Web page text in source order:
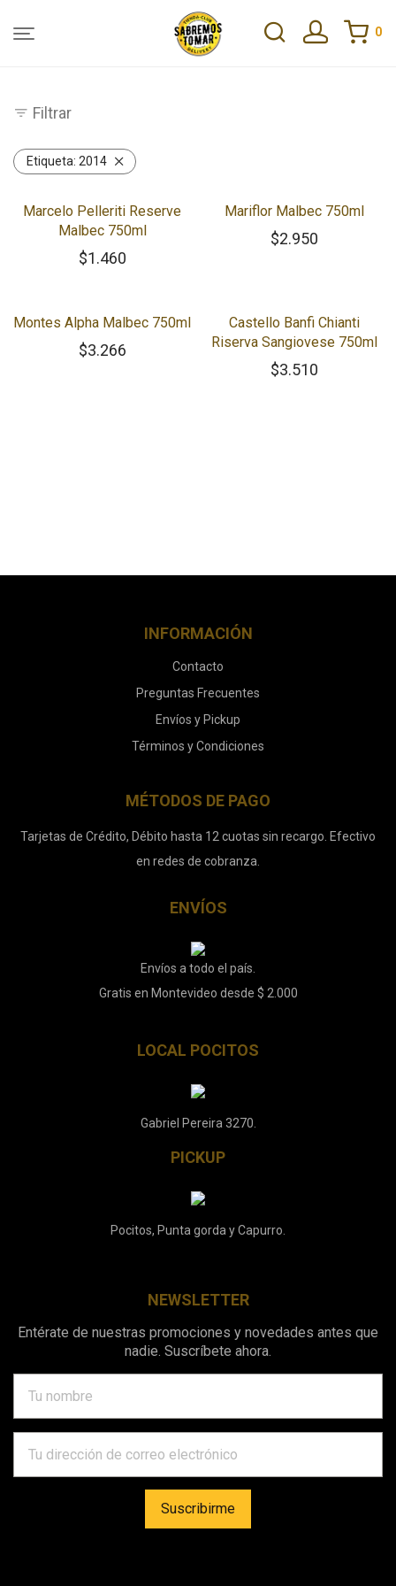
0
Filtrar
Etiqueta: 2014
Marcelo Pelleriti Reserve
Malbec 750ml
$1.460
Mariflor Malbec 750ml
$2.950
Montes Alpha Malbec 750ml
$3.266
Castello Banfi Chianti
Riserva Sangiovese 750ml
$3.510
INFORMACIÓN
Contacto
Preguntas Frecuentes
Envíos y Pickup
Términos y Condiciones
MÉTODOS DE PAGO
Tarjetas de Crédito, Débito hasta 12 cuotas sin recargo. Efectivo
en redes de cobranza.
ENVÍOS
Envíos a todo el país.
Gratis en Montevideo desde $ 2.000
LOCAL POCITOS
Gabriel Pereira 3270.
PICKUP
Pocitos, Punta gorda y Capurro.
NEWSLETTER
Entérate de nuestras promociones y novedades antes que
nadie. Suscríbete ahora.